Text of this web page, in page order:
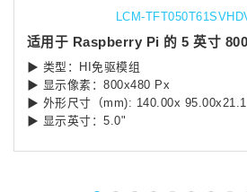
LCM-
适用于 Raspberry Pi 的 5 英寸
▶ 类型：HI免驱模组
▶ 显示像素：800x480 Px
▶ 外形尺寸（mm): 140.00x
▶ 显示英寸：5.0"